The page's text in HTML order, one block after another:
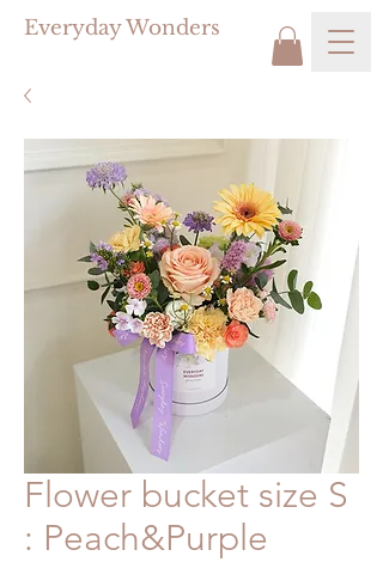
Everyday Wonders
Flower bucket size S
: Peach&Purple